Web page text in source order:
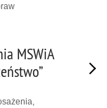
MSWiA